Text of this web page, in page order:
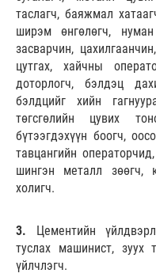
таслагч, баяжмал
ширэм өнгөлөгч,
засварчин,
цутгах, хайчны
доторлогч, бэлдэц
бэлдцийг хийн
төгсгөлийн цувих
бүтээгдэхүүн боогч,
тавцангийн
шингэн металл зөөгч,
холигч.
3. Цементийн
туслах машинист, зуух
үйлчлэгч.